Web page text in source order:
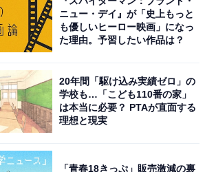
ニュー・デイ』が「史上もっと
も優しいヒーロー映画」になっ
た理由。予習したい作品は？
20年間「駆け込み実績ゼロ」の
学校も…「こども110番の家」
は本当に必要？ PTAが直面する
理想と現実
「青春18きっぷ」販売激減の裏